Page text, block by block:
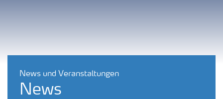
News und Veranstaltungen
News